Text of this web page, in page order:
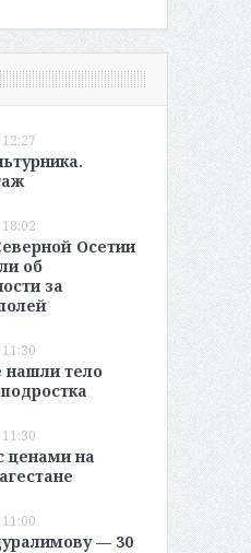
Осетии
об
за
нашли тело
ценами на
— 30